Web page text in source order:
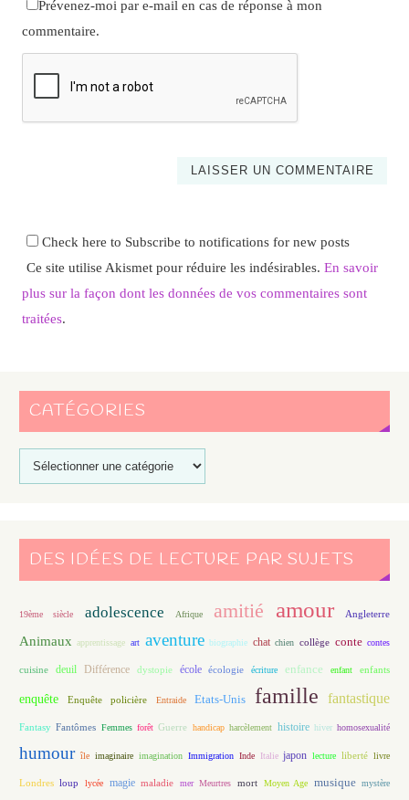
Prévenez-moi par e-mail en cas de réponse à mon
commentaire.
Check here to Subscribe to notifications for new posts
Ce site utilise Akismet pour réduire les indésirables. En savoir
plus sur la façon dont les données de vos commentaires sont
traitées.
CATÉGORIES
DES IDÉES DE LECTURE PAR SUJETS
19ème siècle adolescence Afrique amitié amour Angleterre
Animaux apprentissage art aventure biographie chat chien collège conte contes
cuisine deuil Différence dystopie école écologie écriture enfance enfant enfants
enquête Enquête policière Entraide Etats-Unis famille fantastique
Fantasy Fantômes Femmes forêt Guerre handicap harcèlement histoire hiver homosexualité
humour île imaginaire imagination Immigration Inde Italie japon lecture liberté livre
Londres loup lycée magie maladie mer Meurtres mort Moyen Age musique mystère